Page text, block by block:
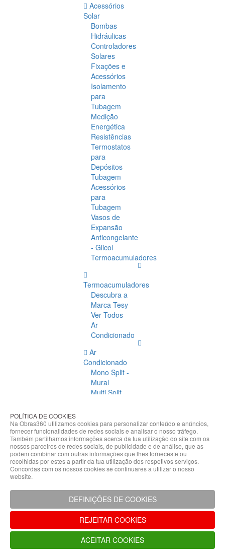
Acessórios
Solar
Bombas
Hidráulicas
Controladores
Solares
Fixações e
Acessórios
Isolamento
para
Tubagem
Medição
Energética
Resistências
Termostatos
para
Depósitos
Tubagem
Acessórios
para
Tubagem
Vasos de
Expansão
Anticongelante
- Glicol
Termoacumuladores
Termoacumuladores
Descubra a
Marca Tesy
Ver Todos
Ar
Condicionado
Ar
Condicionado
Mono Split -
Mural
Multi Split
Condicionado
Acessórios
Climatização
Acessórios
Climatização
Hidráulicas
Controladores
Fixações e
Acessórios
Isolamento
para
Tubagem
POLÍTICA DE COOKIES
Na Obras360 utilizamos cookies para personalizar conteúdo e anúncios,
fornecer funcionalidades de redes sociais e analisar o nosso tráfego.
Também partilhamos informações acerca da tua utilização do site com os
nossos parceiros de redes sociais, de publicidade e de análise, que as
podem combinar com outras informações que lhes forneceste ou
recolhidas por estes a partir da tua utilização dos respetivos serviços.
Concordas com os nossos cookies se continuares a utilizar o nosso
website.
DEFINIÇÕES DE COOKIES
REJEITAR COOKIES
ACEITAR COOKIES